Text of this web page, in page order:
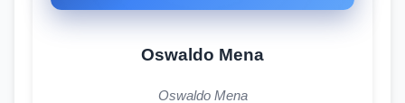
Oswaldo Mena
Oswaldo Mena